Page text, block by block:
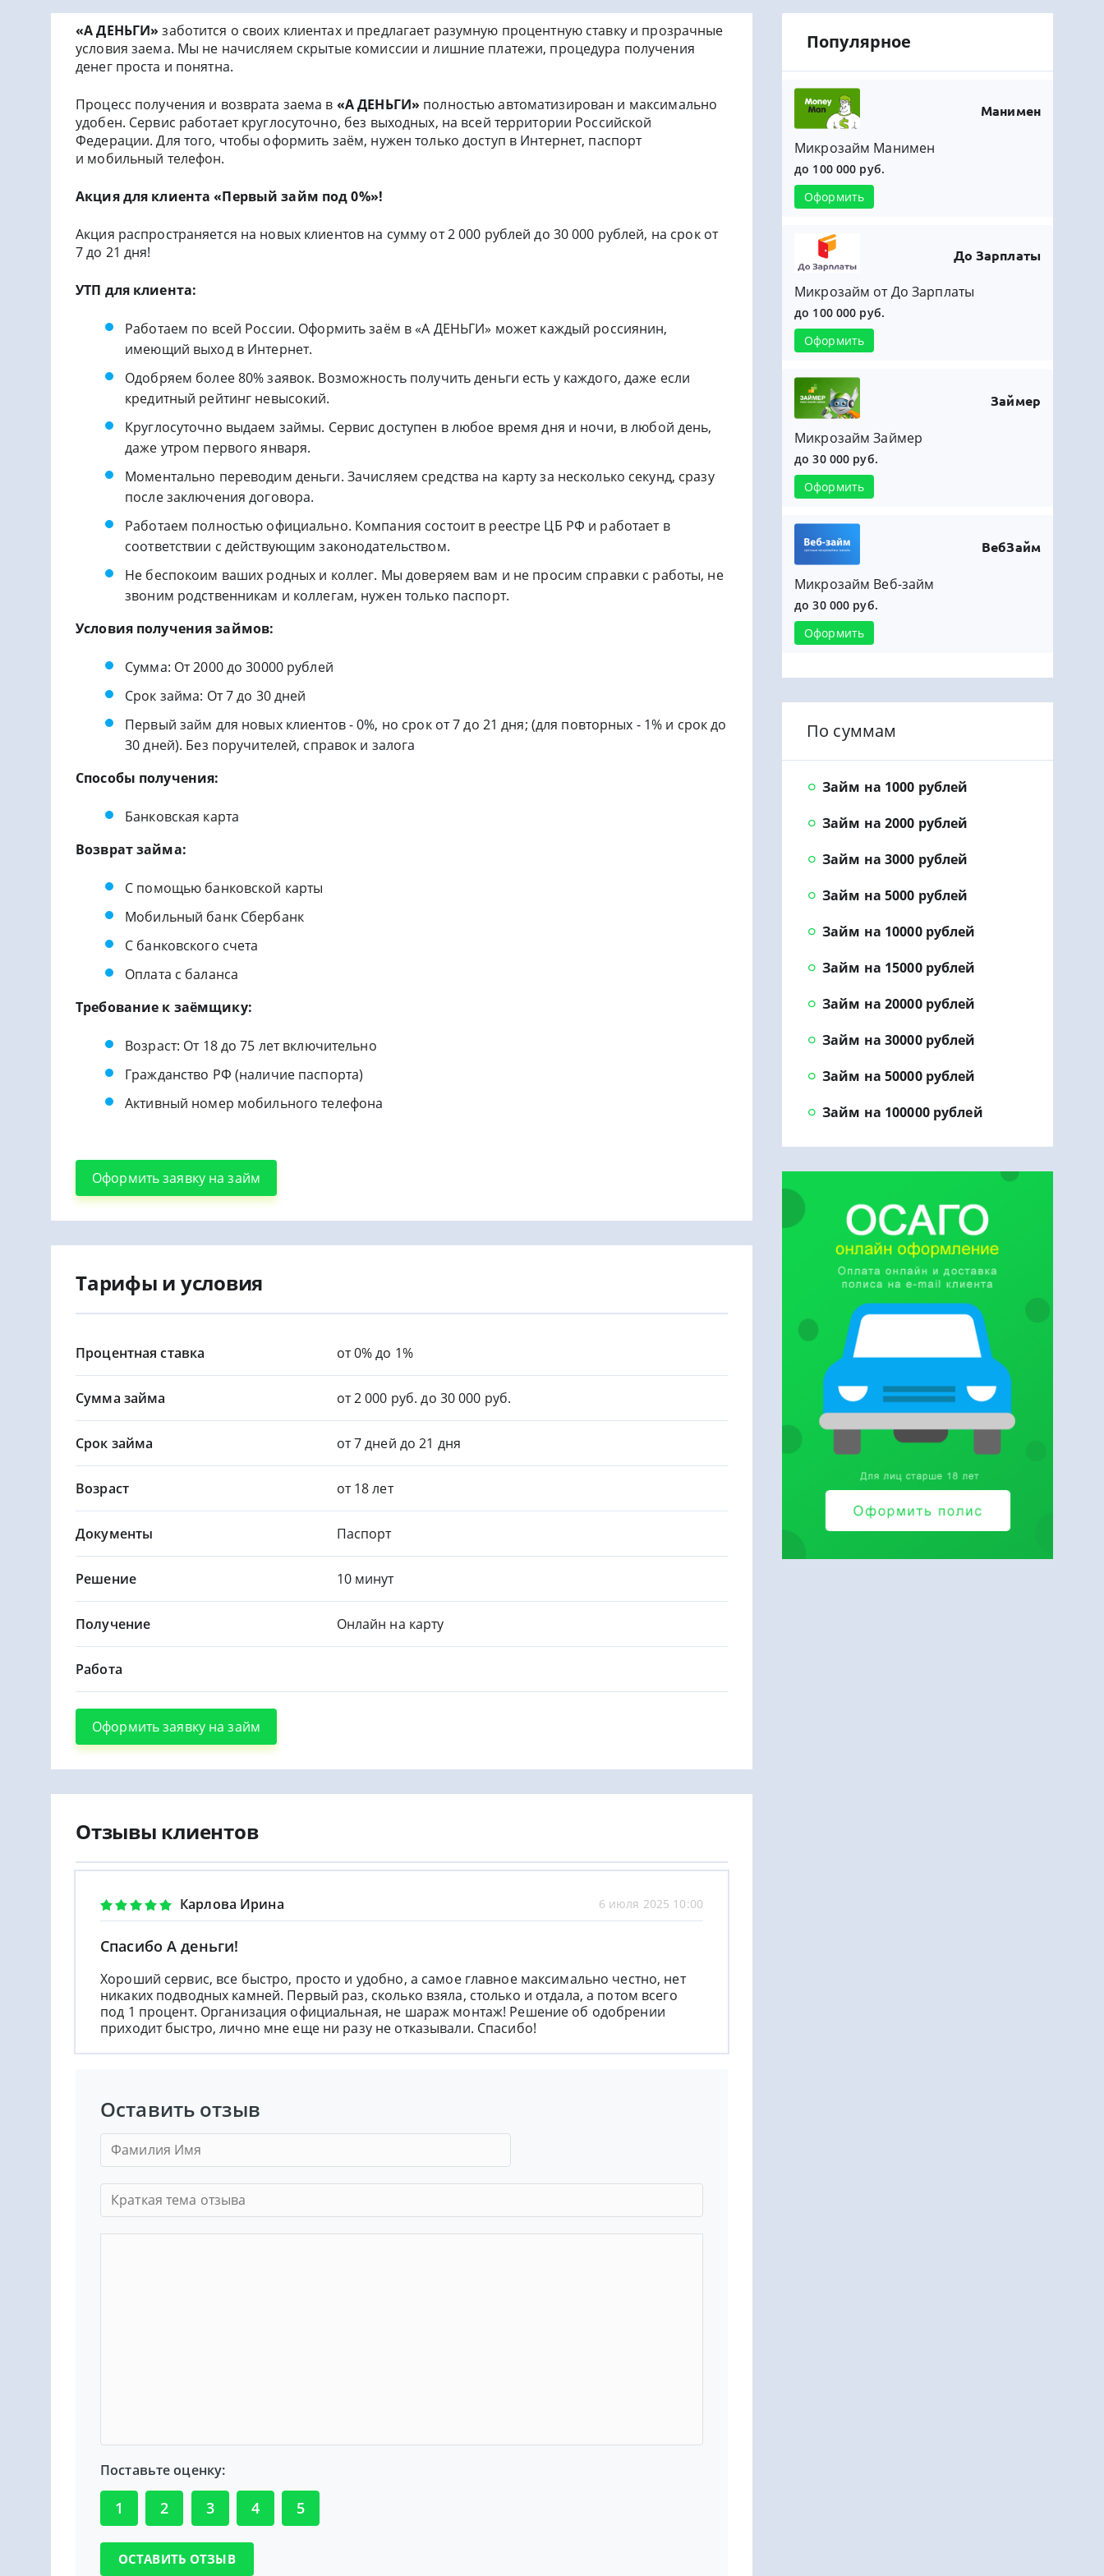
«А ДЕНЬГИ» заботится о своих клиентах и предлагает разумную процентную ставку и прозрачные
условия заема. Мы не начисляем скрытые комиссии и лишние платежи, процедура получения
денег проста и понятна.
Процесс получения и возврата заема в «А ДЕНЬГИ» полностью автоматизирован и максимально
удобен. Сервис работает круглосуточно, без выходных, на всей территории Российской
Федерации. Для того, чтобы оформить заём, нужен только доступ в Интернет, паспорт
и мобильный телефон.
Акция для клиента «Первый займ под 0%»!
Акция распространяется на новых клиентов на сумму от 2 000 рублей до 30 000 рублей, на срок от
7 до 21 дня!
УТП для клиента:
Работаем по всей России. Оформить заём в «А ДЕНЬГИ» может каждый россиянин,
имеющий выход в Интернет.
Одобряем более 80% заявок. Возможность получить деньги есть у каждого, даже если
кредитный рейтинг невысокий.
Круглосуточно выдаем займы. Сервис доступен в любое время дня и ночи, в любой день,
даже утром первого января.
Моментально переводим деньги. Зачисляем средства на карту за несколько секунд, сразу
после заключения договора.
Работаем полностью официально. Компания состоит в реестре ЦБ РФ и работает в
соответствии с действующим законодательством.
Не беспокоим ваших родных и коллег. Мы доверяем вам и не просим справки с работы, не
звоним родственникам и коллегам, нужен только паспорт.
Условия получения займов:
Сумма: От 2000 до 30000 рублей
Срок займа: От 7 до 30 дней
Первый займ для новых клиентов - 0%, но срок от 7 до 21 дня; (для повторных - 1% и срок до
30 дней). Без поручителей, справок и залога
Способы получения:
Банковская карта
Возврат займа:
С помощью банковской карты
Мобильный банк Сбербанк
С банковского счета
Оплата с баланса
Требование к заёмщику:
Возраст: От 18 до 75 лет включительно
Гражданство РФ (наличие паспорта)
Активный номер мобильного телефона
Оформить заявку на займ
Тарифы и условия
Процентная ставка от 0% до 1%
Сумма займа от 2 000 руб. до 30 000 руб.
Срок займа от 7 дней до 21 дня
Возраст от 18 лет
Документы Паспорт
Решение 10 минут
Получение Онлайн на карту
Работа
Оформить заявку на займ
Отзывы клиентов
Карлова Ирина 6 июля 2025 10:00
Спасибо А деньги!
Хороший сервис, все быстро, просто и удобно, а самое главное максимально честно, нет
никаких подводных камней. Первый раз, сколько взяла, столько и отдала, а потом всего
под 1 процент. Организация официальная, не шараж монтаж! Решение об одобрении
приходит быстро, лично мне еще ни разу не отказывали. Спасибо!
Оставить отзыв
Поставьте оценку:
1 2 3 4 5
Популярное
Манимен
Микрозайм Манимен
до 100 000 руб.
Оформить
До Зарплаты
Микрозайм от До Зарплаты
до 100 000 руб.
Оформить
Займер
Микрозайм Займер
до 30 000 руб.
Оформить
ВебЗайм
Микрозайм Веб-займ
до 30 000 руб.
Оформить
По суммам
Займ на 1000 рублей
Займ на 2000 рублей
Займ на 3000 рублей
Займ на 5000 рублей
Займ на 10000 рублей
Займ на 15000 рублей
Займ на 20000 рублей
Займ на 30000 рублей
Займ на 50000 рублей
Займ на 100000 рублей